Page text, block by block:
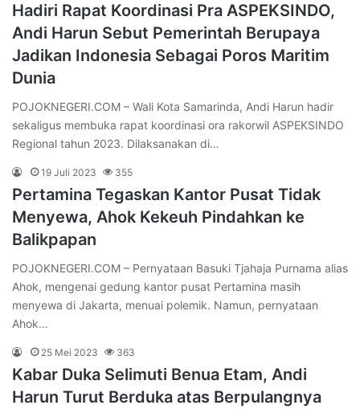
Hadiri Rapat Koordinasi Pra ASPEKSINDO,
Andi Harun Sebut Pemerintah Berupaya
Jadikan Indonesia Sebagai Poros Maritim
Dunia
POJOKNEGERI.COM – Wali Kota Samarinda, Andi Harun hadir
sekaligus membuka rapat koordinasi ora rakorwil ASPEKSINDO
Regional tahun 2023. Dilaksanakan di…
19 Juli 2023 355
Pertamina Tegaskan Kantor Pusat Tidak
Menyewa, Ahok Kekeuh Pindahkan ke
Balikpapan
POJOKNEGERI.COM – Pernyataan Basuki Tjahaja Purnama alias
Ahok, mengenai gedung kantor pusat Pertamina masih
menyewa di Jakarta, menuai polemik. Namun, pernyataan
Ahok…
25 Mei 2023 363
Kabar Duka Selimuti Benua Etam, Andi
Harun Turut Berduka atas Berpulangnya